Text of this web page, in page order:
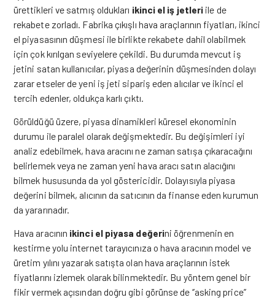
ürettikleri ve satmış oldukları ikinci el iş jetleri ile de
rekabete zorladı. Fabrika çıkışlı hava araçlarının fiyatları, ikinci
el piyasasının düşmesi ile birlikte rekabete dahil olabilmek
için çok kırılgan seviyelere çekildi. Bu durumda mevcut iş
jetini satan kullanıcılar, piyasa değerinin düşmesinden dolayı
zarar etseler de yeni iş jeti sipariş eden alıcılar ve ikinci el
tercih edenler, oldukça karlı çıktı.
Görüldüğü üzere, piyasa dinamikleri küresel ekonominin
durumu ile paralel olarak değişmektedir. Bu değişimleri iyi
analiz edebilmek, hava aracını ne zaman satışa çıkaracağını
belirlemek veya ne zaman yeni hava aracı satın alacığını
bilmek hususunda da yol göstericidir. Dolayısıyla piyasa
değerini bilmek, alıcının da satıcının da finanse eden kurumun
da yararınadır.
Hava aracının ikinci el piyasa değerini öğrenmenin en
kestirme yolu internet tarayıcınıza o hava aracının model ve
üretim yılını yazarak satışta olan hava araçlarının istek
fiyatlarını izlemek olarak bilinmektedir. Bu yöntem genel bir
fikir vermek açısından doğru gibi görünse de ‘’asking price’’